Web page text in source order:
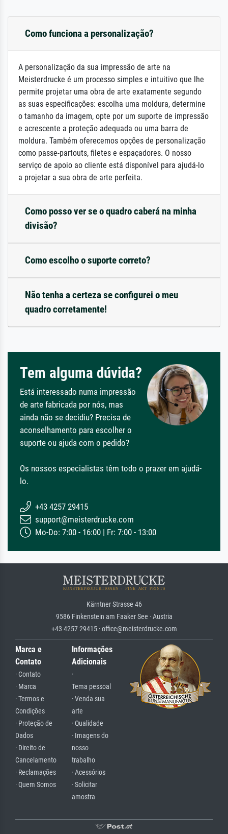
Como funciona a personalização?
A personalização da sua impressão de arte na
Meisterdrucke é um processo simples e intuitivo que lhe
permite projetar uma obra de arte exatamente segundo
as suas especificações: escolha uma moldura, determine
o tamanho da imagem, opte por um suporte de impressão
e acrescente a proteção adequada ou uma barra de
moldura. Também oferecemos opções de personalização
como passe-partouts, filetes e espaçadores. O nosso
serviço de apoio ao cliente está disponível para ajudá-lo
a projetar a sua obra de arte perfeita.
Como posso ver se o quadro caberá na minha
divisão?
Como escolho o suporte correto?
Não tenha a certeza se configurei o meu
quadro corretamente!
Tem alguma dúvida?
Está interessado numa impressão
de arte fabricada por nós, mas
ainda não se decidiu? Precisa de
aconselhamento para escolher o
suporte ou ajuda com o pedido?
Os nossos especialistas têm todo o prazer em ajudá-
lo.
+43 4257 29415
support@meisterdrucke.com
Mo-Do: 7:00 - 16:00 | Fr: 7:00 - 13:00
Kärntner Strasse 46
9586 Finkenstein am Faaker See · Austria
+43 4257 29415 · office@meisterdrucke.com
Marca e
Contato
· Contato
· Marca
· Termos e
Condições
· Proteção de
Dados
· Direito de
Cancelamento
· Reclamações
· Quem Somos
Informações
Adicionais
·
Tema pessoal
· Venda sua
arte
· Qualidade
· Imagens do
nosso
trabalho
· Acessórios
· Solicitar
amostra